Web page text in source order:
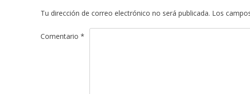
Tu dirección de correo electrónico no será publicada. Los
Comentario *